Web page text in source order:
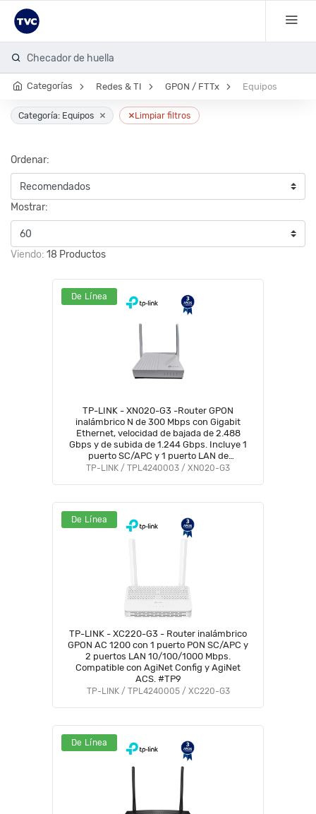
Checador de huella
Categorías Redes & TI GPON / FTTx Equipos
Categoría: Equipos × ×Limpiar filtros
Ordenar:
Mostrar:
Viendo: 18 Productos
De Línea
TP-LINK - XN020-G3 -Router GPON
inalámbrico N de 300 Mbps con Gigabit
Ethernet, velocidad de bajada de 2.488
Gbps y de subida de 1.244 Gbps. Incluye 1
puerto SC/APC y 1 puerto LAN de
10/100/1000 Mbps. #TPLM1 #MARTPL1
TP-LINK / TPL4240003 / XN020-G3
De Línea
TP-LINK - XC220-G3 - Router inalámbrico
GPON AC 1200 con 1 puerto PON SC/APC y
2 puertos LAN 10/100/1000 Mbps.
Compatible con AgiNet Config y AgiNet
ACS. #TP9
TP-LINK / TPL4240005 / XC220-G3
De Línea